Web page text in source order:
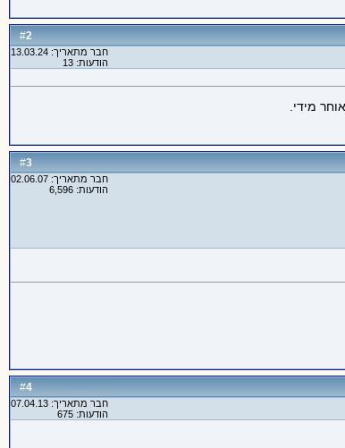
#
2
חבר מתאריך: 13.03.24
הודעות: 13
מידי.
#
3
חבר מתאריך: 02.06.07
הודעות: 6,596
#
4
חבר מתאריך: 07.04.13
הודעות: 675